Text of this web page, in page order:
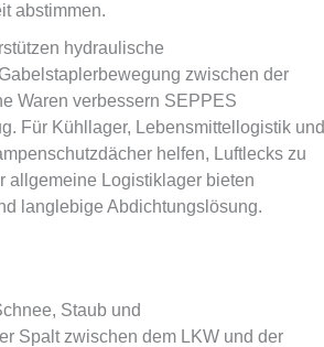
abstimmen.
hydraulische
zwischen der
Waren verbessern SEPPES
Für Kühllager, Lebensmittellogistik und
helfen, Luftlecks zu
allgemeine Logistiklager bieten
langlebige Abdichtungslösung.
Staub und
Spalt zwischen dem LKW und der